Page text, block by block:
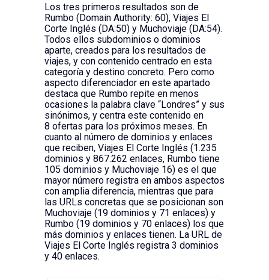
Los tres primeros resultados son de
Rumbo (Domain Authority: 60), Viajes El
Corte Inglés (DA:50) y Muchoviaje (DA:54).
Todos ellos subdominios o dominios
aparte, creados para los resultados de
viajes, y con contenido centrado en esta
categoría y destino concreto. Pero como
aspecto diferenciador en este apartado
destaca que Rumbo repite en menos
ocasiones la palabra clave “Londres” y sus
sinónimos, y centra este contenido en
8 ofertas para los próximos meses. En
cuanto al número de dominios y enlaces
que reciben, Viajes El Corte Inglés (1.235
dominios y 867.262 enlaces, Rumbo tiene
105 dominios y Muchoviaje 16) es el que
mayor número registra en ambos aspectos
con amplia diferencia, mientras que para
las URLs concretas que se posicionan son
Muchoviaje (19 dominios y 71 enlaces) y
Rumbo (19 dominios y 70 enlaces) los que
más dominios y enlaces tienen. La URL de
Viajes El Corte Inglés registra 3 dominios
y 40 enlaces.